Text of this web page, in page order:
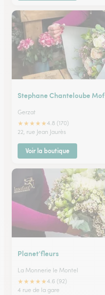
Stephane Chanteloube Mof
Gerzat
★★★★★4.8 (170)
22, rue Jean Jaurès
Voir la boutique
Planet’fleurs
La Monnerie le Montel
★★★★★4.6 (92)
4 rue de la gare